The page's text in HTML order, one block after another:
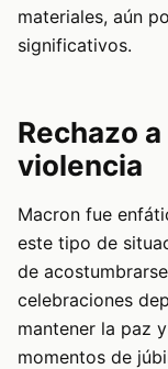
materiales, aún
significativos.
Rechazo
violencia
Macron fue
este tipo de
de
celebraciones
mantener la paz
momentos de